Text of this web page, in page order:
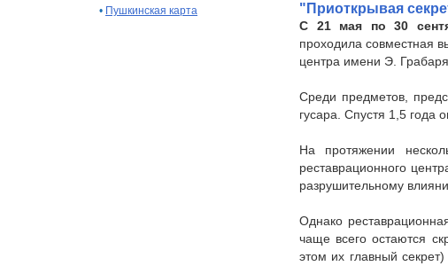
• Пушкинская карта "Приоткрывая
С 21 мая по 30
проходила совместная
центра имени Э.
Среди предметов,
гусара. Спустя 1,5 года
На протяжении
реставрационного
разрушительному
Однако
чаще всего остаются
этом их главный